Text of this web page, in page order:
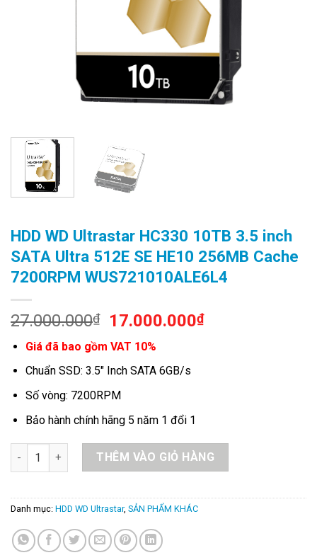
HDD WD Ultrastar HC330 10TB 3.5 inch
SATA Ultra 512E SE HE10 256MB Cache
7200RPM WUS721010ALE6L4
27.000.000₫
Original
price
was:
27.000.000₫.
17.000.000₫Current
Giá đã bao gồm VAT 10%
Chuẩn SSD: 3.5″ Inch SATA 6GB/s
Số vòng: 7200RPM
Bảo hành chính hãng 5 năm 1 đổi 1
HDD WD Ultrastar HC330 10TB 3.5 inch SATA Ultra 512E SE
THÊM VÀO GIỎ HÀNG
Danh mục: HDD WD Ultrastar, SẢN PHẨM KHÁC